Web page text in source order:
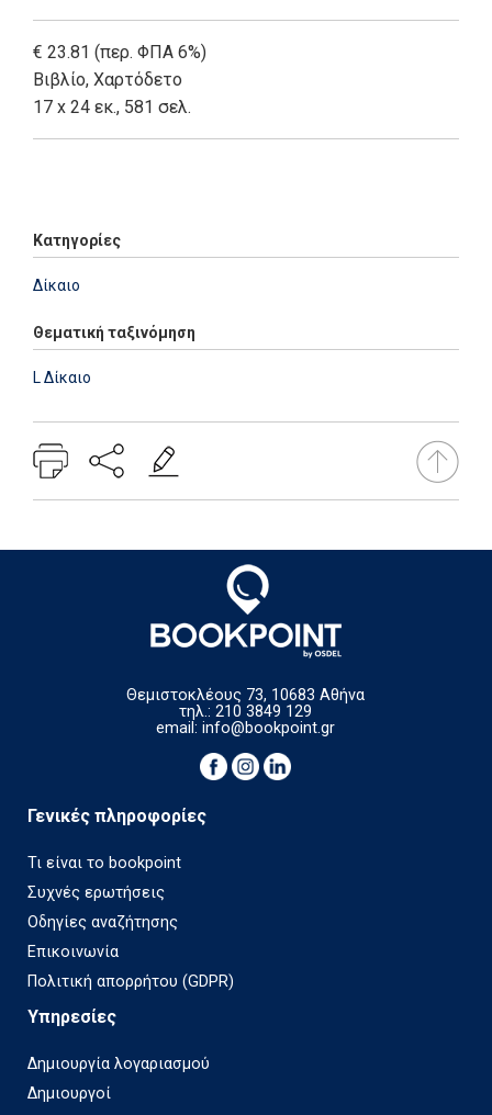
€ 23.81 (περ. ΦΠΑ 6%)
Βιβλίο, Χαρτόδετο
17 x 24 εκ., 581 σελ.
Κατηγορίες
Δίκαιο
Θεματική ταξινόμηση
L Δίκαιο
Θεμιστοκλέους 73, 10683 Αθήνα
τηλ.: 210 3849 129
email:info@bookpoint.gr
Γενικές πληροφορίες
Τι είναι το bookpoint
Συχνές ερωτήσεις
Οδηγίες αναζήτησης
Επικοινωνία
Πολιτική απορρήτου (GDPR)
Υπηρεσίες
Δημιουργία λογαριασμού
Δημιουργοί